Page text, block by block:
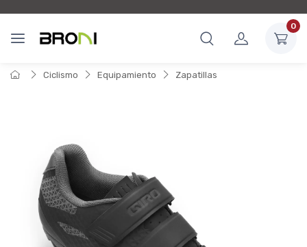
0
Ciclismo Equipamiento Zapatillas